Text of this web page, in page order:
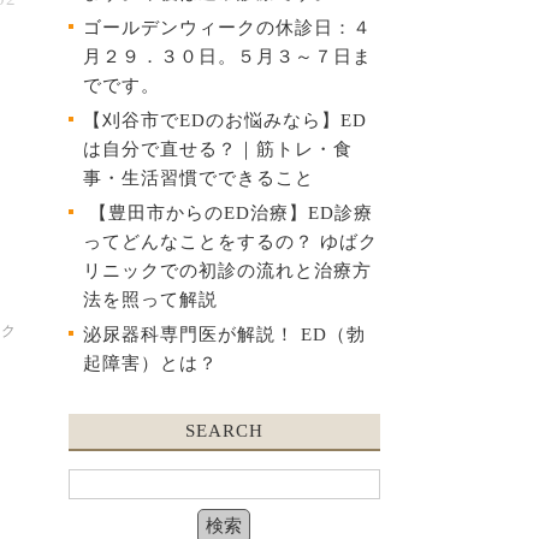
ゴールデンウィークの休診日：４
月２９．３０日。５月３～７日ま
でです。
【刈谷市でEDのお悩みなら】ED
は自分で直せる？｜筋トレ・食
事・生活習慣でできること
【豊田市からのED治療】ED診療
ってどんなことをするの？ ゆばク
リニックでの初診の流れと治療方
法を照って解説
泌尿器科専門医が解説！ ED（勃
起障害）とは？
SEARCH